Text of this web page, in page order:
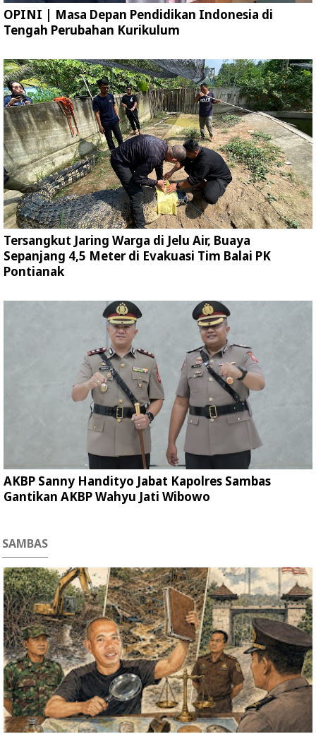
OPINI | Masa Depan Pendidikan Indonesia di
Tengah Perubahan Kurikulum
Tersangkut Jaring Warga di Jelu Air, Buaya
Sepanjang 4,5 Meter di Evakuasi Tim Balai PK
Pontianak
AKBP Sanny Handityo Jabat Kapolres Sambas
Gantikan AKBP Wahyu Jati Wibowo
SAMBAS